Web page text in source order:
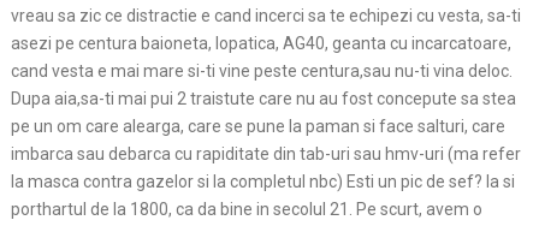
vreau sa zic ce distractie e cand incerci sa te echipezi cu vesta, sa-ti
asezi pe centura baioneta, lopatica, AG40, geanta cu incarcatoare,
cand vesta e mai mare si-ti vine peste centura,sau nu-ti vina deloc.
Dupa aia,sa-ti mai pui 2 traistute care nu au fost concepute sa stea
pe un om care alearga, care se pune la paman si face salturi, care
imbarca sau debarca cu rapiditate din tab-uri sau hmv-uri (ma refer
la masca contra gazelor si la completul nbc) Esti un pic de sef? Ia si
porthartul de la 1800, ca da bine in secolul 21. Pe scurt, avem o